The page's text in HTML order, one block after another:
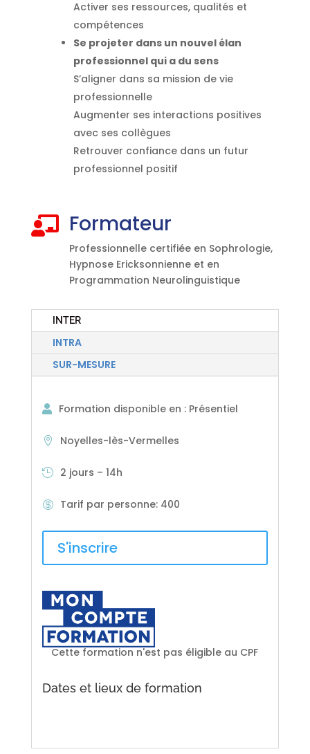
Activer ses ressources, qualités et
compétences
Se projeter dans un nouvel élan
professionnel qui a du sens
S’aligner dans sa mission de vie
professionnelle
Augmenter ses interactions positives
avec ses collègues
Retrouver confiance dans un futur
professionnel positif
 Formateur
Professionnelle certifiée en Sophrologie,
Hypnose Ericksonnienne et en
Programmation Neurolinguistique
INTER
INTRA
SUR-MESURE
Formation disponible en : Présentiel
Noyelles-lès-Vermelles
2 jours – 14h
Tarif par personne: 400
S'inscrire
Cette formation n'est pas éligible au CPF
Dates et lieux de formation